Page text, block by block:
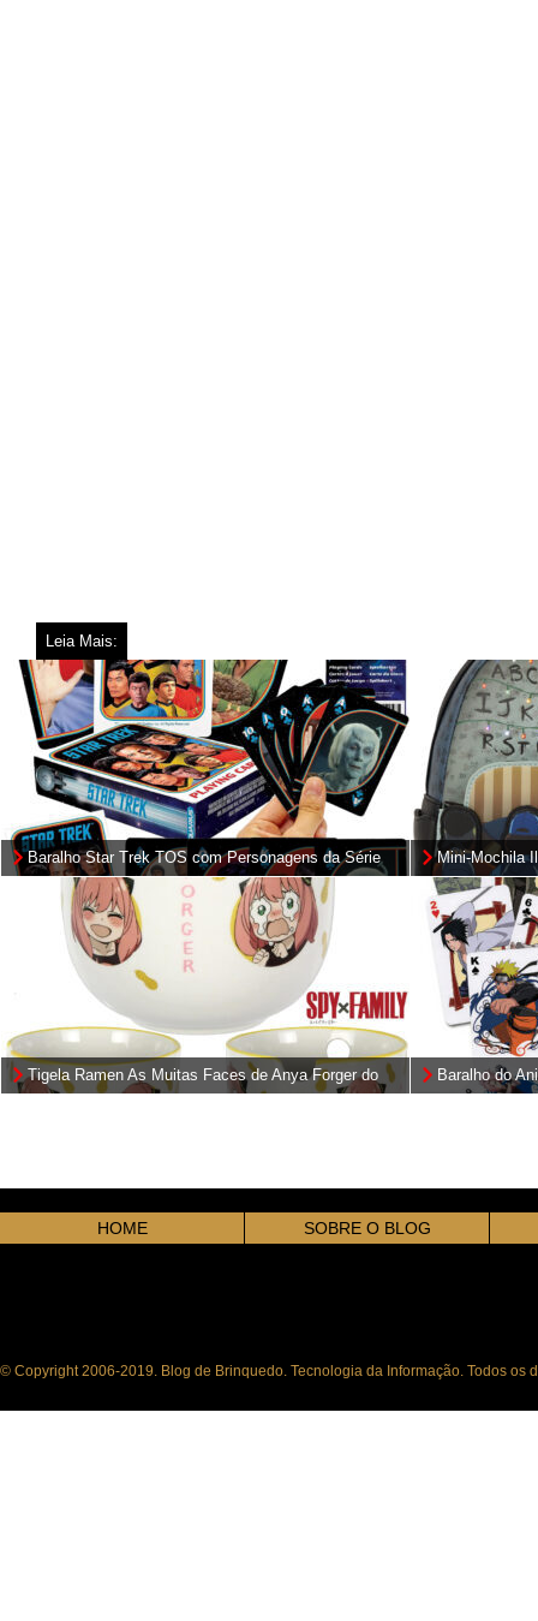
Leia Mais:
Baralho Star Trek TOS com Personagens da Série
Original
Mini-Mochila
Stranger
Tigela Ramen As Muitas Faces de Anya Forger do
Anime Spy x Family
Baralho do
HOME SOBRE O BLOG
© Copyright 2006-2019. Blog de Brinquedo. Tecnologia da Informação. Todos os